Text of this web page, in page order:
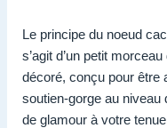
Le principe du noeud
s’agit d’un petit
décoré, conçu pour être
soutien-gorge au niveau
de glamour à votre